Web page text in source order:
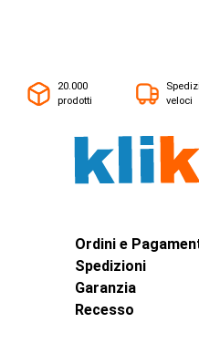
20.000
prodotti
veloci
Ordini e
Spedizioni
Garanzia
Recesso